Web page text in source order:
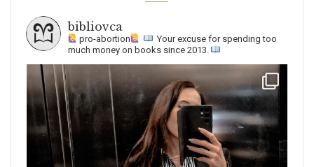
bibliovca
pro-abortion
Your excuse for spending too
much money on books since 2013.